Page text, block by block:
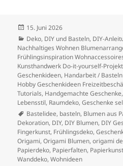
Veröffentlicht
am
15. Juni 2026
Kategorien
Deko, DIY und Basteln, DIY-
Nachhaltiges Wohnen
Frühlingsinspiration
Kunsthandwerk Do-it-yourself-
Geschenkideen, Handarbeit /
Hobby Geschenkideen
Tutorials, Handgemachte Geschenke,
Lebensstil, Raumdeko, Geschenke
Schlagwörter
Bastelidee, basteln, Blumen aus
Dekoration, DIY, DIY Blumen, DIY
Fingerkunst, Frühlingsdeko,
Origami,Origami Blumen,origami
Papierdeko, Papierfalten, Papierkunst
Wanddeko,Wohnideen